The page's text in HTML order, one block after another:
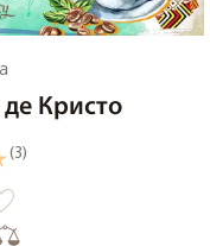
Кристо
(3)